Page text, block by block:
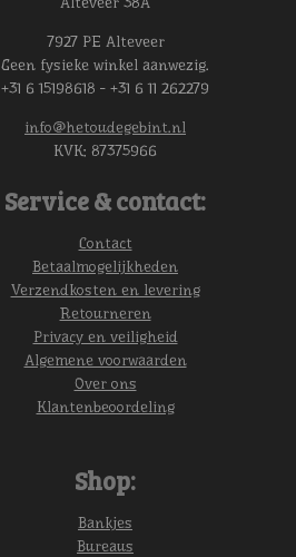
7927 PE Alteveer
Geen fysieke winkel aanwezig.
+31 6 15198618 - +31 6 11 262279
info@hetoudegebint.nl
KVK: 87375966
Service & contact:
Contact
Betaalmogelijkheden
Verzendkosten en levering
Retourneren
Privacy en veiligheid
Algemene voorwaarden
Over ons
Klantenbeoordeling
Shop:
Bankjes
Bureaus